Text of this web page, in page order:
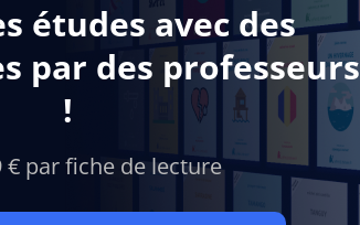
études avec des
par des professeurs
!
€ par fiche de lecture